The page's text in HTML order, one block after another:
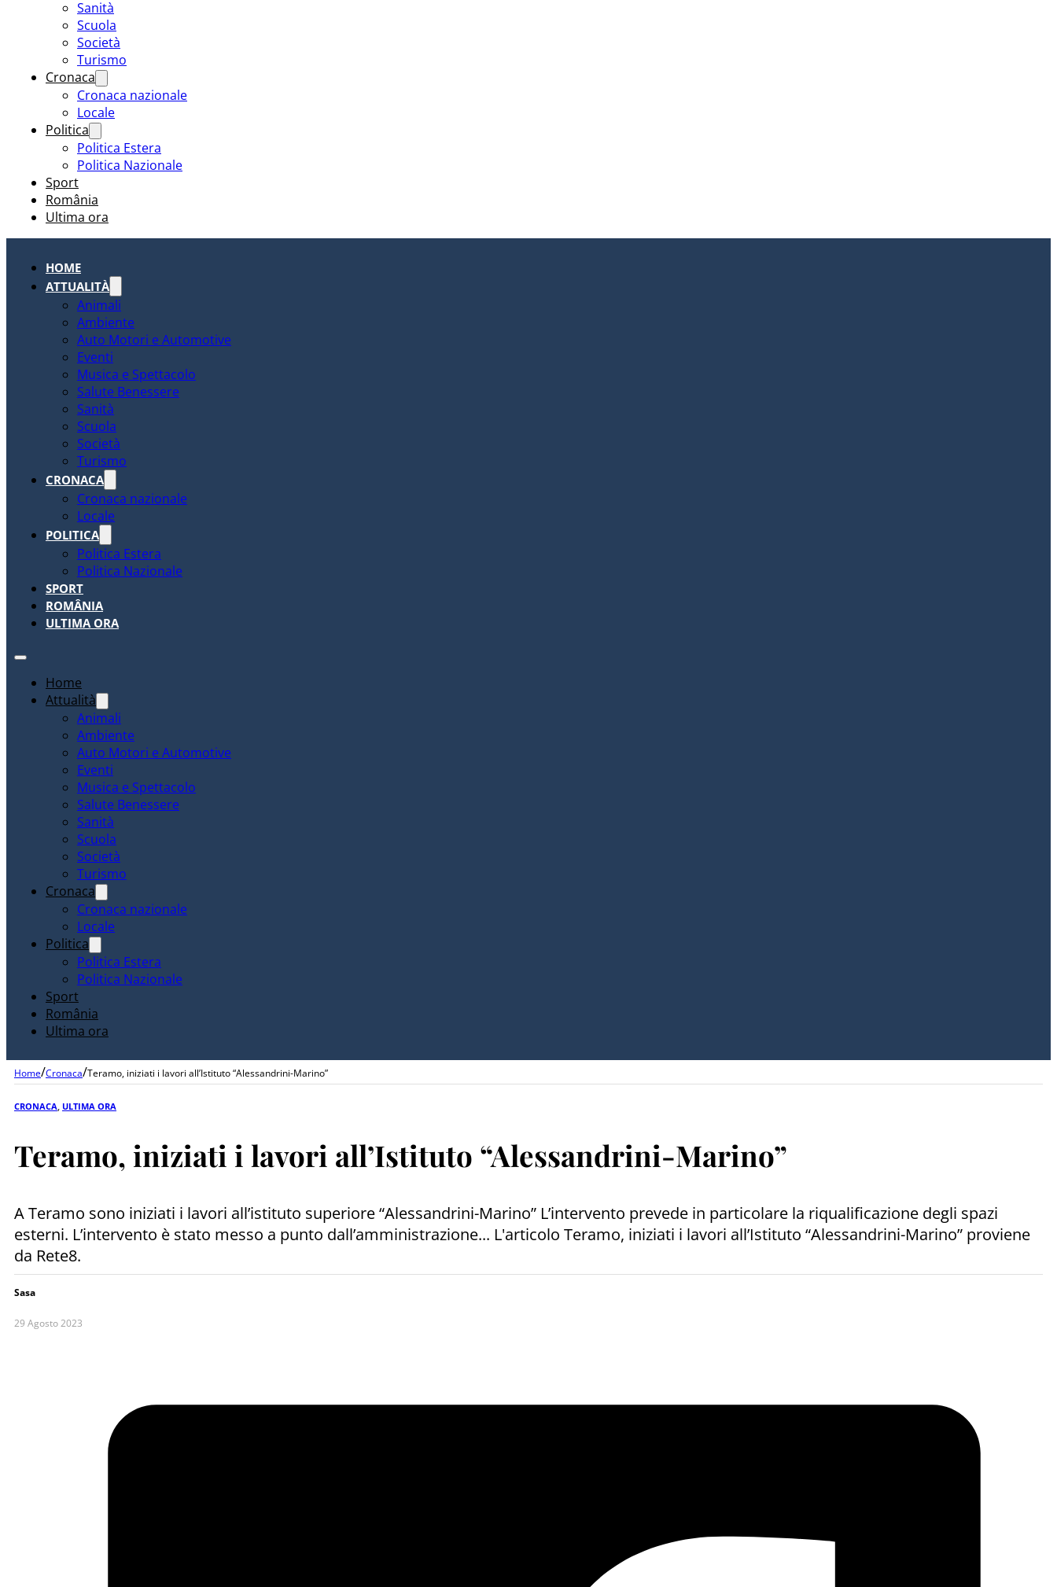
Sanità
Scuola
Società
Turismo
Cronaca
Cronaca nazionale
Locale
Politica
Politica Estera
Politica Nazionale
Sport
România
Ultima ora
HOME
ATTUALITÀ
Animali
Ambiente
Auto Motori e Automotive
Eventi
Musica e Spettacolo
Salute Benessere
Sanità
Scuola
Società
Turismo
CRONACA
Cronaca nazionale
Locale
POLITICA
Politica Estera
Politica Nazionale
SPORT
ROMÂNIA
ULTIMA ORA
Home
Attualità
Animali
Ambiente
Auto Motori e Automotive
Eventi
Musica e Spettacolo
Salute Benessere
Sanità
Scuola
Società
Turismo
Cronaca
Cronaca nazionale
Locale
Politica
Politica Estera
Politica Nazionale
Sport
România
Ultima ora
Home/Cronaca/Teramo, iniziati i lavori all’Istituto “Alessandrini-Marino”
CRONACA ULTIMA ORA
Teramo, iniziati i lavori all’Istituto “Alessandrini-Marino”
A Teramo sono iniziati i lavori all’istituto superiore “Alessandrini-Marino” L’intervento prevede in particolare la riqualificazione degli spazi
esterni. L’intervento è stato messo a punto dall’amministrazione... L'articolo Teramo, iniziati i lavori all’Istituto “Alessandrini-Marino” proviene
da Rete8.
Sasa
29 Agosto 2023